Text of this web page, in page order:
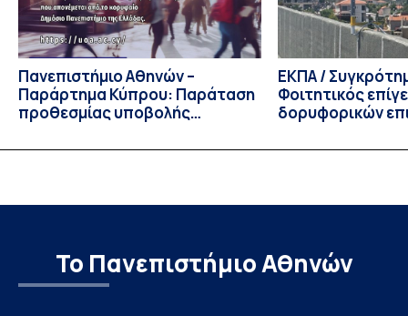
Πανεπιστήμιο Αθηνών –
Παράρτημα Κύπρου: Παράταση
προθεσμίας υποβολής
υποψηφίων
ΕΚΠΑ /
Φοιτητικός
δορυφορικών
Το Πανεπιστήμιο Αθηνών